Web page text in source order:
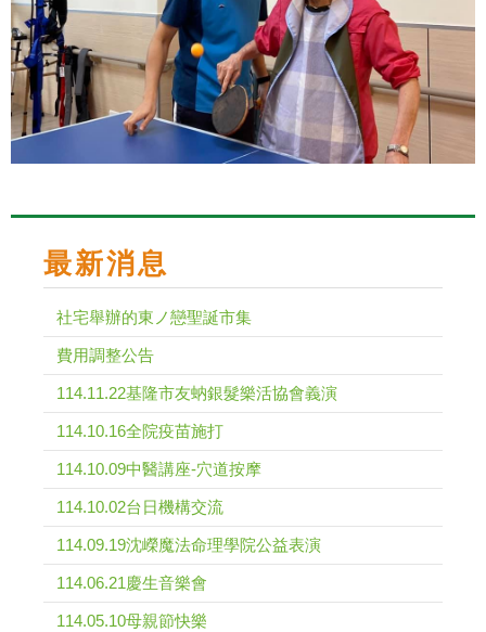
最新消息
社宅舉辦的東ノ戀聖誕市集
費用調整公告
114.11.22基隆市友蚋銀髮樂活協會義演
114.10.16全院疫苗施打
114.10.09中醫講座-穴道按摩
114.10.02台日機構交流
114.09.19沈嶸魔法命理學院公益表演
114.06.21慶生音樂會
114.05.10母親節快樂